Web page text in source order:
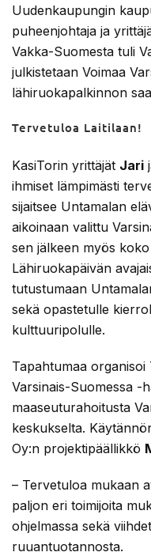
Uudenkaupungin
puheenjohtaja ja
Vakka-Suomesta tuli
julkistetaan Voimaa
lähiruokapalkinnon
Tervetuloa Laitilaan!
KasiTorin yrittäjät Jari
ihmiset lämpimästi
sijaitsee Untamalan
aikoinaan valittu
sen jälkeen myös
Lähiruokapäivän
tutustumaan
sekä opastetulle
kulttuuripolulle.
Tapahtumaa
Varsinais-Suomessa -
maaseuturahoitusta
keskukselta.
Oy:n projektipäällikkö
– Tervetuloa mukaan
paljon eri toimijoita
ohjelmassa sekä
ruuantuotannosta.